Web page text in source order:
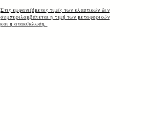
Στις εμφανιζόμενες τιμές των ελαστικών δεν
συμπεριλαμβάνεται η τιμή των μεταφορικών
και η ανακύκλωση.